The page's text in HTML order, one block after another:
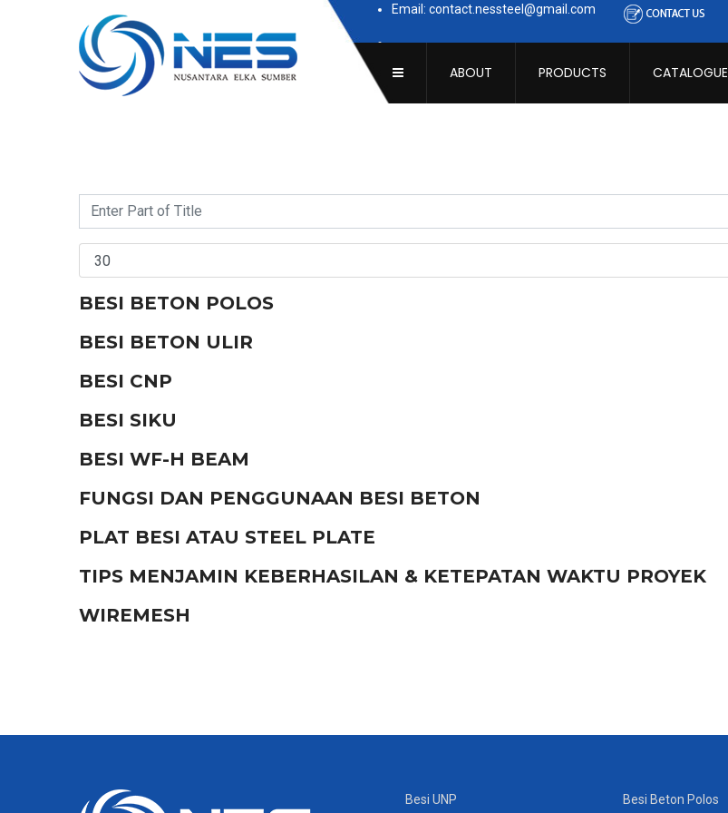
Email: contact.nessteel@gmail.com
Subscribe to this RSS feed
ABOUT PRODUCTS CATALOGUE
BESI BETON POLOS
BESI BETON ULIR
BESI CNP
BESI SIKU
BESI WF-H BEAM
FUNGSI DAN PENGGUNAAN BESI BETON
PLAT BESI ATAU STEEL PLATE
TIPS MENJAMIN KEBERHASILAN & KETEPATAN WAKTU PROYEK
WIREMESH
Besi UNP Besi Beton Polos